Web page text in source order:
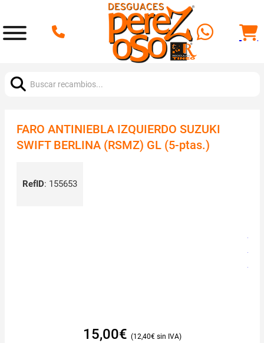
FARO ANTINIEBLA IZQUIERDO SUZUKI
SWIFT BERLINA (RSMZ) GL (5-ptas.)
RefID: 155653
15,00€ 12,40€